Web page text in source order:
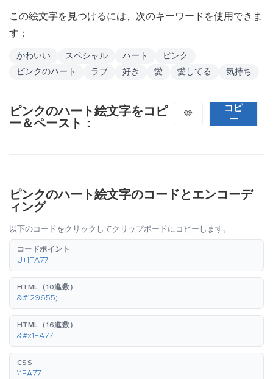
この絵文字を見つけるには、次のキーワードを使用できま
す：
かわいい スペシャル ハート
ピンク
ピンクのハート
ラブ 好き 愛 愛してる 気持ち
ピンクのハート絵文字をコピ
ー＆ペースト：
🩷
コピ
ー
ピンクのハート絵文字のコードとエンコーデ
ィング
以下のコードをクリックしてクリップボードにコピーします。
コードポイント
U+1FA77
HTML（10進数）
&#129655;
HTML（16進数）
&#x1FA77;
CSS
\1FA77